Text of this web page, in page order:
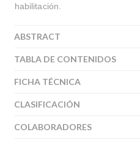
habilitación.
ABSTRACT
TABLA DE CONTENIDOS
FICHA TÉCNICA
CLASIFICACIÓN
COLABORADORES